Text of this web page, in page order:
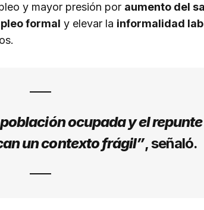
y mayor presión por aumento del
formal y elevar la informalidad
ocupada y el
un contexto frágil”, señaló.